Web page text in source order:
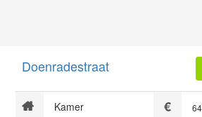
Doenradestraat
Kamer